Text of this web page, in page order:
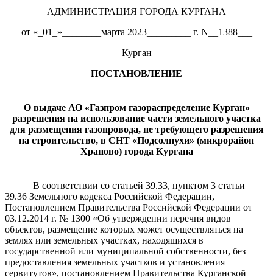
АДМИНИСТРАЦИЯ ГОРОДА КУРГАНА
от «_01_»________марта 2023_________ г. N__1388___
Курган
ПОСТАНОВЛЕНИЕ
О выдаче АО «Газпром газораспределение Курган»
разрешения на использование части земельного участка
для размещения газопровода, не требующего разрешения
на строительство, в СНТ «Подсолнухи» (микрорайон
Храпово) города Кургана
В соответствии со статьей 39.33, пунктом 3 статьи
39.36 Земельного кодекса Российской Федерации,
Постановлением Правительства Российской Федерации от
03.12.2014 г. № 1300 «Об утверждении перечня видов
объектов, размещение которых может осуществляться на
землях или земельных участках, находящихся в
государственной или муниципальной собственности, без
предоставления земельных участков и установления
сервитутов», постановлением Правительства Курганской